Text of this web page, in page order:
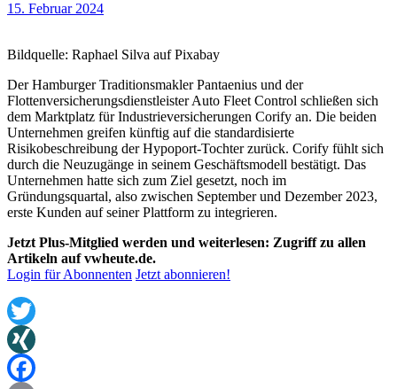
15. Februar 2024
Bildquelle: Raphael Silva auf Pixabay
Der Hamburger Traditionsmakler Pantaenius und der
Flottenversicherungsdienstleister Auto Fleet Control schließen sich
dem Marktplatz für Industrieversicherungen Corify an. Die beiden
Unternehmen greifen künftig auf die standardisierte
Risikobeschreibung der Hypoport-Tochter zurück. Corify fühlt sich
durch die Neuzugänge in seinem Geschäftsmodell bestätigt. Das
Unternehmen hatte sich zum Ziel gesetzt, noch im
Gründungsquartal, also zwischen September und Dezember 2023,
erste Kunden auf seiner Plattform zu integrieren.
Jetzt Plus-Mitglied werden und weiterlesen: Zugriff zu allen
Artikeln auf vwheute.de.
Login für Abonnenten Jetzt abonnieren!
Twitter
XING